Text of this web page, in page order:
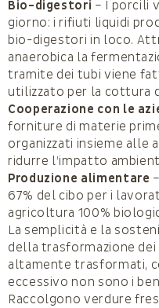
Bio-digestori – I porcili
giorno: i rifiuti liquidi
bio-digestori in loco.
anaerobica la
tramite dei tubi viene
utilizzato per la cottura
Cooperazione con le
forniture di materie
organizzati insieme alle
ridurre l’impatto
Produzione alimentare
67% del cibo per i
agricoltura 100%
La semplicità e la
della trasformazione
altamente trasformati,
eccessivo non sono i
Raccolgono verdure